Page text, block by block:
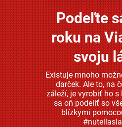
Zjistěte
Podeľte
roku na
svoju
Existuje mnoho
darček. Ale to, na
záleží, je vyrobiť ho
sa oň podeliť so
blízkymi